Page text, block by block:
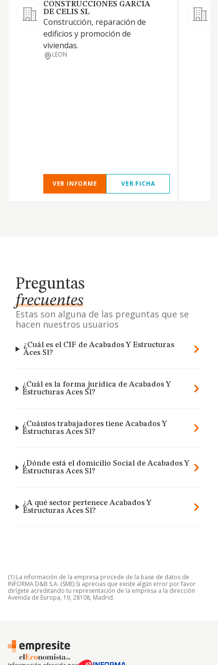
CONSTRUCCIONES GARCIA
DE CELIS SL
Construcción, reparación de
edificios y promoción de
viviendas.
LEON
VER INFORME VER FICHA
Preguntas
frecuentes
Estas son alguna de las preguntas que se
hacen nuestros usuarios
¿Cuál es el CIF de Acabados Y Estructuras
Aces Sl?
¿Cuál es la forma jurídica de Acabados Y
Estructuras Aces Sl?
¿Cuántos trabajadores tiene Acabados Y
Estructuras Aces Sl?
¿Dónde está el domicilio Social de Acabados Y
Estructuras Aces Sl?
¿A qué sector pertenece Acabados Y
Estructuras Aces Sl?
(1) La información de la empresa procede de la base de datos de
INFORMA D&B S.A. (SME) Si aprecias que existe algún error por favor
dirígete acreditando tu representación de la empresa a la dirección
Avenida de Europa, 19, 28108, Madrid.